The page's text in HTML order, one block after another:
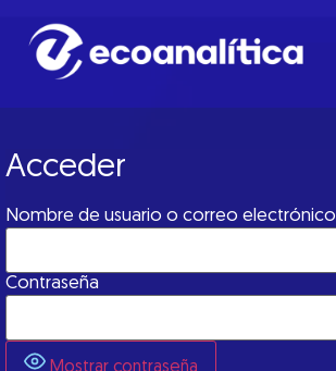
Acceder
Nombre de usuario o correo electrónico
Contraseña